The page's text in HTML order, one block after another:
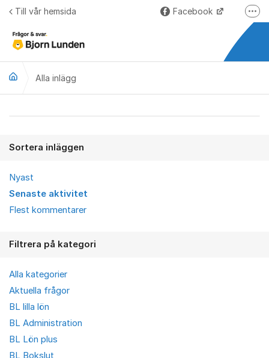
Hoppa till innehåll
Till vår hemsida Facebook
Alla inlägg
Sortera inläggen
Nyast
Senaste aktivitet
Flest kommentarer
Filtrera på kategori
Alla kategorier
Aktuella frågor
BL lilla lön
BL Administration
BL Lön plus
BL Bokslut